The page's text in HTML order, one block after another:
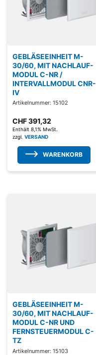
GEBLÄSEEINHEIT M-
30/60, MIT NACHLAUF-
MODUL C-NR /
INTERVALLMODUL CNR-
IV
Artikelnummer: 15102
CHF391,32
Enthält 8,1% MwSt.
zzgl. VERSAND
WARENKORB
GEBLÄSEEINHEIT M-
30/60, MIT NACHLAUF-
MODUL C-NR UND
FERNSTEUERMODUL C-
TZ
Artikelnummer: 15103